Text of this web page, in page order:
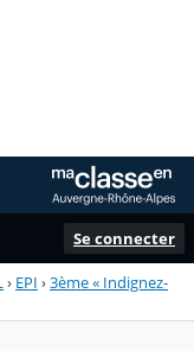
Se connecter
› EPI ›3ème « Indignez-